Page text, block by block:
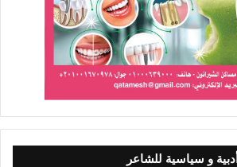
و سياسية للشاعر